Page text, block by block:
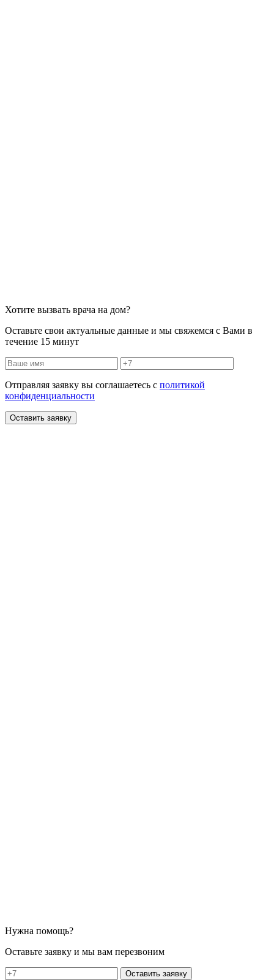
Хотите вызвать врача на дом?
Оставьте свои актуальные данные и мы свяжемся с Вами в
течение 15 минут
Отправляя заявку вы соглашаетесь с политикой
конфиденциальности
Оставить заявку
Нужна помощь?
Оставьте заявку и мы вам перезвоним
Оставить заявку